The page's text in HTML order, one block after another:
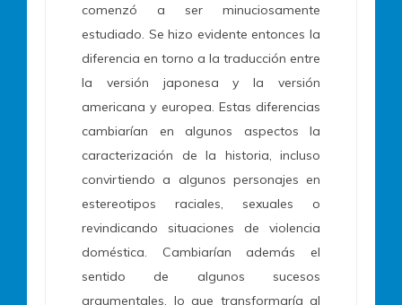
comenzó a ser minuciosamente
estudiado. Se hizo evidente entonces la
diferencia en torno a la traducción entre
la versión japonesa y la versión
americana y europea. Estas diferencias
cambiarían en algunos aspectos la
caracterización de la historia, incluso
convirtiendo a algunos personajes en
estereotipos raciales, sexuales o
revindicando situaciones de violencia
doméstica. Cambiarían además el
sentido de algunos sucesos
argumentales, lo que transformaría al